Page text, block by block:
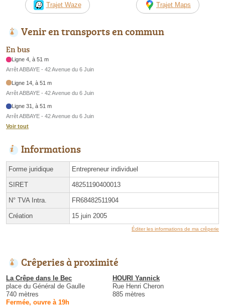
Trajet Waze Trajet Maps
Venir en transports en commun
En bus
Ligne 4, à 51 m
Arrêt ABBAYE - 42 Avenue du 6 Juin
Ligne 14, à 51 m
Arrêt ABBAYE - 42 Avenue du 6 Juin
Ligne 31, à 51 m
Arrêt ABBAYE - 42 Avenue du 6 Juin
Voir tout
Informations
Forme juridique Entrepreneur individuel
SIRET 48251190400013
N° TVA Intra. FR68482511904
Création 15 juin 2005
Éditer les informations de ma crêperie
Crêperies à proximité
La Crêpe dans le Bec
place du Général de Gaulle
740 mètres
Fermée, ouvre à 19h
HOURI Yannick
Rue Henri Cheron
885 mètres